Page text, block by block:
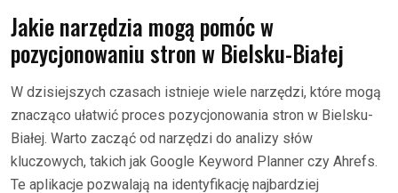
Jakie narzędzia mogą pomóc w
pozycjonowaniu stron w Bielsku-Białej
W dzisiejszych czasach istnieje wiele narzędzi, które mogą
znacząco ułatwić proces pozycjonowania stron w Bielsku-
Białej. Warto zacząć od narzędzi do analizy słów
kluczowych, takich jak Google Keyword Planner czy Ahrefs.
Te aplikacje pozwalają na identyfikację najbardziej